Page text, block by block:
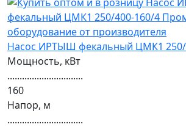
Насос ИРТЫШ фекальный ЦМК1 250/
Мощность, кВт
...............................
160
Напор, м
...............................